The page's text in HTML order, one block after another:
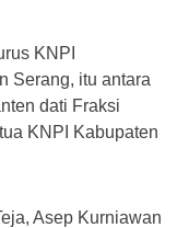
KNPI
Serang, itu antara
dati Fraksi
KNPI Kabupaten
Asep Kurniawan